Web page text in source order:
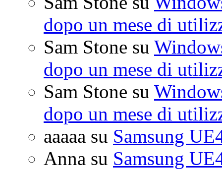
dopo un mese di
Sam Stone su
dopo un mese di
Sam Stone su
dopo un mese di
aaaaa su Samsung
Anna su Samsung